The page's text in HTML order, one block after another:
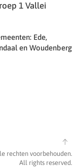
1 Vallei
Ede,
en Woudenberg
rechten voorbehouden.
All rights reserved.